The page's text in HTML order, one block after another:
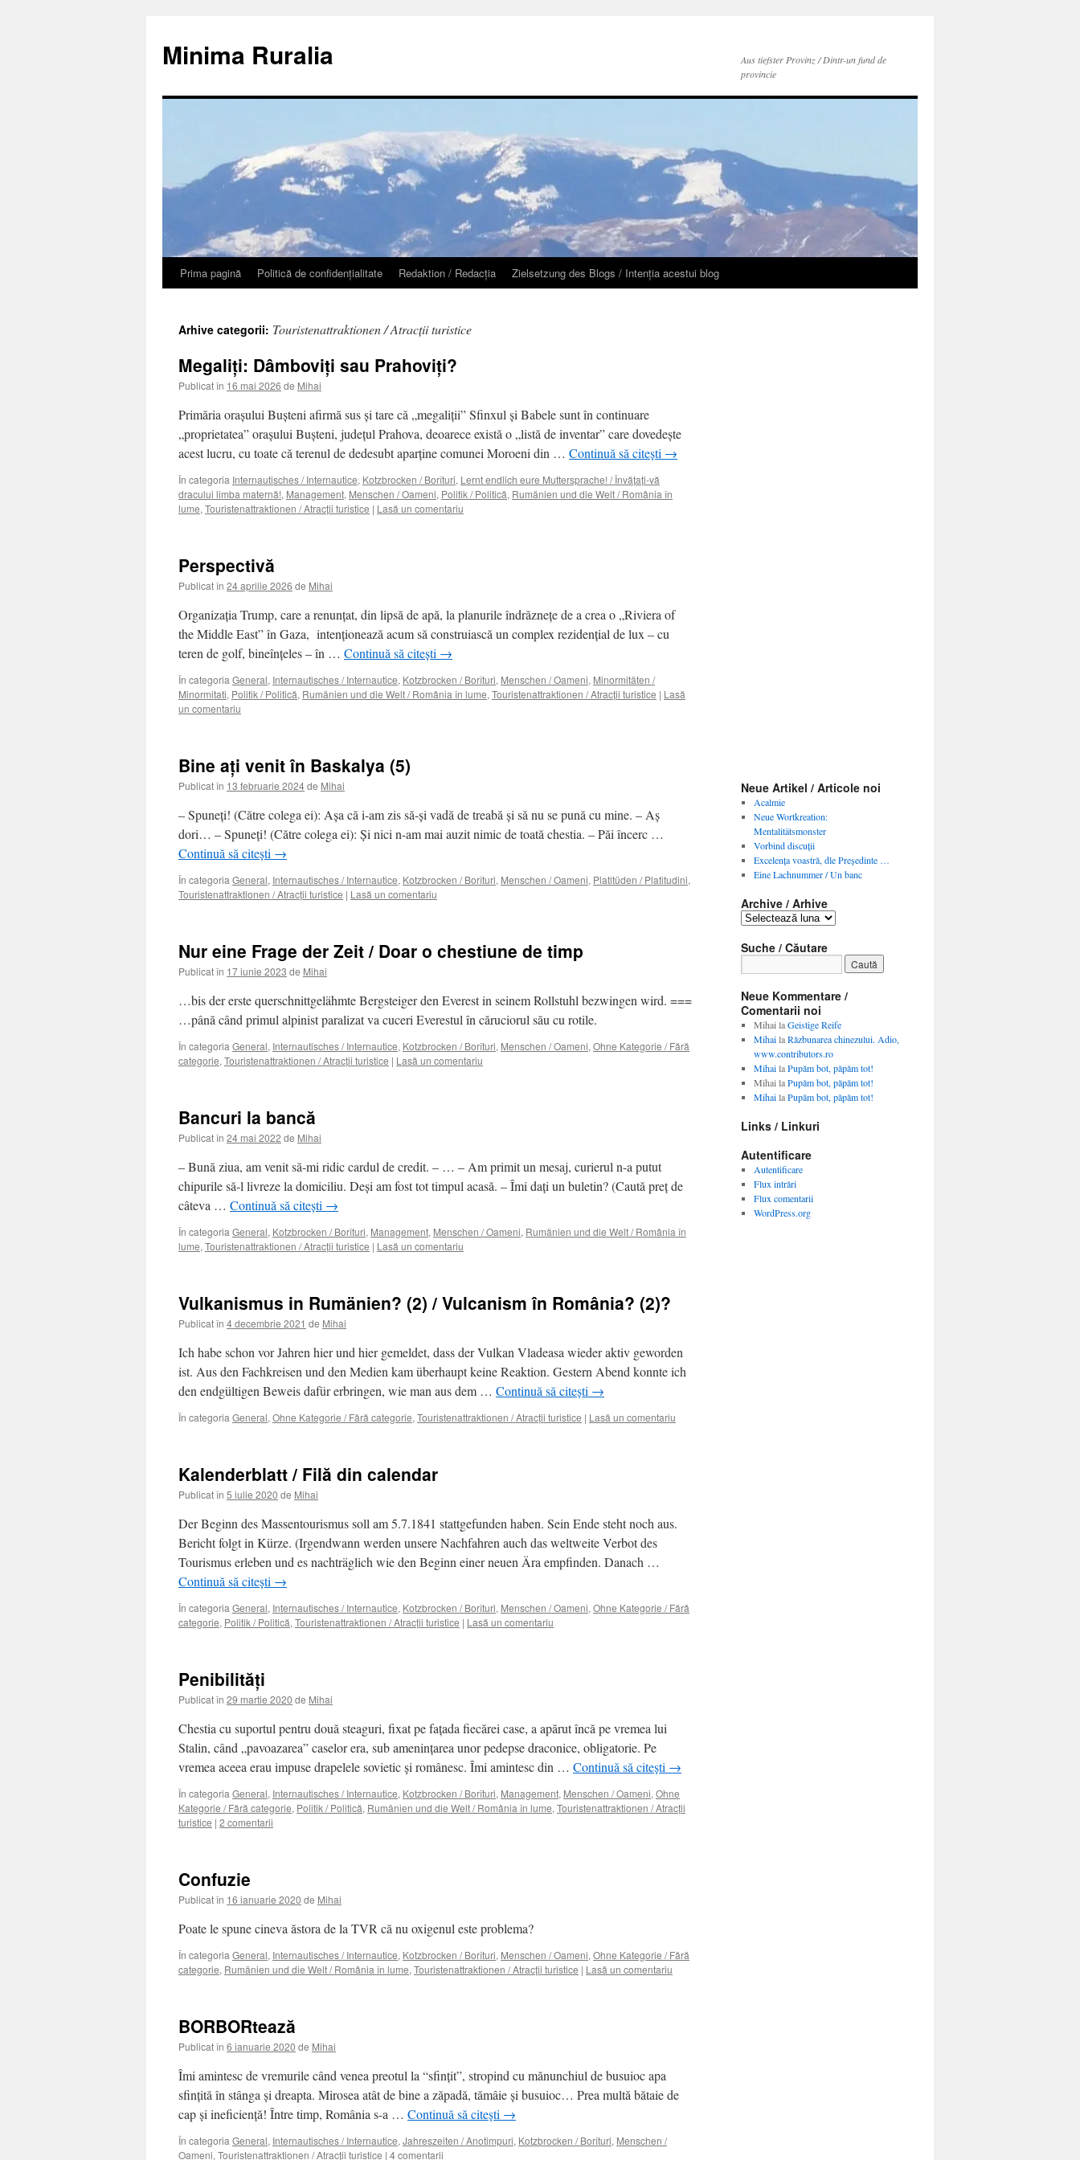
conținut
Minima Ruralia
Aus tiefster Provinz / Dintr-un fund de
provincie
Prima pagină Politică de confidențialitate Redaktion / Redacţia Zielsetzung des Blogs / Intenţia acestui blog
Arhive categorii: Touristenattraktionen / Atracţii turistice
Megaliţi: Dâmboviţi sau Prahoviţi?
Publicat în 16 mai 2026 de Mihai
Primăria orașului Buşteni afirmă sus şi tare că „megaliţii” Sfinxul şi Babele sunt în continuare
„proprietatea” oraşului Buşteni, judeţul Prahova, deoarece există o „listă de inventar” care dovedeşte
acest lucru, cu toate că terenul de dedesubt aparţine comunei Moroeni din … Continuă să citești →
În categoria Internautisches / Internautice, Kotzbrocken / Borîturi, Lernt endlich eure Muttersprache! / Învăţaţi-vă
dracului limba maternă!, Management, Menschen / Oameni, Politik / Politică, Rumänien und die Welt / România în
lume, Touristenattraktionen / Atracţii turistice | Lasă un comentariu
Perspectivă
Publicat în 24 aprilie 2026 de Mihai
Organizaţia Trump, care a renunţat, din lipsă de apă, la planurile îndrăzneţe de a crea o „Riviera of
the Middle East” în Gaza, intenţionează acum să construiască un complex rezidenţial de lux – cu
teren de golf, bineînţeles – în … Continuă să citești →
În categoria General, Internautisches / Internautice, Kotzbrocken / Borîturi, Menschen / Oameni, Minormitäten /
Minormitati, Politik / Politică, Rumänien und die Welt / România în lume, Touristenattraktionen / Atracţii turistice | Lasă
un comentariu
Bine aţi venit în Baskalya (5)
Publicat în 13 februarie 2024de Mihai
– Spuneţi! (Către colega ei): Aşa că i-am zis să-şi vadă de treabă şi să nu se pună cu mine. – Aş
dori… – Spuneţi! (Către colega ei): Şi nici n-am mai auzit nimic de toată chestia. – Păi încerc …
Continuă să citești →
În categoria General, Internautisches / Internautice, Kotzbrocken / Borîturi, Menschen / Oameni, Platitüden / Platitudini,
Touristenattraktionen / Atracţii turistice | Lasă un comentariu
Nur eine Frage der Zeit / Doar o chestiune de timp
Publicat în 17 iunie 2023 de Mihai
…bis der erste querschnittgelähmte Bergsteiger den Everest in seinem Rollstuhl bezwingen wird. ===
…până când primul alpinist paralizat va cuceri Everestul în căruciorul său cu rotile.
În categoria General, Internautisches / Internautice, Kotzbrocken / Borîturi, Menschen / Oameni, Ohne Kategorie / Fără
categorie, Touristenattraktionen / Atracţii turistice | Lasă un comentariu
Bancuri la bancă
Publicat în 24 mai 2022 de Mihai
– Bună ziua, am venit să-mi ridic cardul de credit. – … – Am primit un mesaj, curierul n-a putut
chipurile să-l livreze la domiciliu. Deşi am fost tot timpul acasă. – Îmi daţi un buletin? (Caută preţ de
câteva … Continuă să citești →
În categoria General, Kotzbrocken / Borîturi, Management, Menschen / Oameni, Rumänien und die Welt / România în
lume, Touristenattraktionen / Atracţii turistice | Lasă un comentariu
Vulkanismus in Rumänien? (2) / Vulcanism în România? (2)?
Publicat în 4 decembrie 2021 de Mihai
Ich habe schon vor Jahren hier und hier gemeldet, dass der Vulkan Vladeasa wieder aktiv geworden
ist. Aus den Fachkreisen und den Medien kam überhaupt keine Reaktion. Gestern Abend konnte ich
den endgültigen Beweis dafür erbringen, wie man aus dem … Continuă să citești →
În categoria General, Ohne Kategorie / Fără categorie, Touristenattraktionen / Atracţii turistice | Lasă un comentariu
Kalenderblatt / Filă din calendar
Publicat în 5 iulie 2020 de Mihai
Der Beginn des Massentourismus soll am 5.7.1841 stattgefunden haben. Sein Ende steht noch aus.
Bericht folgt in Kürze. (Irgendwann werden unsere Nachfahren auch das weltweite Verbot des
Tourismus erleben und es nachträglich wie den Beginn einer neuen Ära empfinden. Danach …
Continuă să citești →
În categoria General, Internautisches / Internautice, Kotzbrocken / Borîturi, Menschen / Oameni, Ohne Kategorie / Fără
categorie, Politik / Politică, Touristenattraktionen / Atracţii turistice | Lasă un comentariu
Penibilităţi
Publicat în 29 martie 2020 de Mihai
Chestia cu suportul pentru două steaguri, fixat pe faţada fiecărei case, a apărut încă pe vremea lui
Stalin, când „pavoazarea” caselor era, sub ameninţarea unor pedepse draconice, obligatorie. Pe
vremea aceea erau impuse drapelele sovietic şi românesc. Îmi amintesc din … Continuă să citești →
În categoria General, Internautisches / Internautice, Kotzbrocken / Borîturi, Management, Menschen / Oameni, Ohne
Kategorie / Fără categorie, Politik / Politică, Rumänien und die Welt / România în lume, Touristenattraktionen / Atracţii
turistice | 2 comentarii
Confuzie
Publicat în 16 ianuarie 2020 de Mihai
Poate le spune cineva ăstora de la TVR că nu oxigenul este problema?
În categoria General, Internautisches / Internautice, Kotzbrocken / Borîturi, Menschen / Oameni, Ohne Kategorie / Fără
categorie, Rumänien und die Welt / România în lume, Touristenattraktionen / Atracţii turistice | Lasă un comentariu
BORBORtează
Publicat în 6 ianuarie 2020 de Mihai
Îmi amintesc de vremurile când venea preotul la “sfinţit”, stropind cu mănunchiul de busuioc apa
sfinţită în stânga şi dreapta. Mirosea atât de bine a zăpadă, tămâie şi busuioc… Prea multă bătaie de
cap şi ineficienţă! Între timp, România s-a … Continuă să citești →
În categoria General, Internautisches / Internautice, Jahreszeiten / Anotimpuri, Kotzbrocken / Borîturi, Menschen /
Oameni, Touristenattraktionen / Atracţii turistice | 4 comentarii
Neue Artikel / Articole noi
Acalmie
Neue Wortkreation:
Mentalitätsmonster
Vorbind discuţii
Excelenţa voastră, dle Preşedinte …
Eine Lachnummer / Un banc
Archive / Arhive
Archive
Arhive
Suche / Căutare
Neue Kommentare /
Comentarii noi
Mihai laGeistige Reife
MihailaRăzbunarea chinezului. Adio,
www.contributors.ro
MihailaPupăm bot, păpăm tot!
Mihai laPupăm bot, păpăm tot!
MihailaPupăm bot, păpăm tot!
Links / Linkuri
Autentificare
Autentificare
Flux intrări
Flux comentarii
WordPress.org